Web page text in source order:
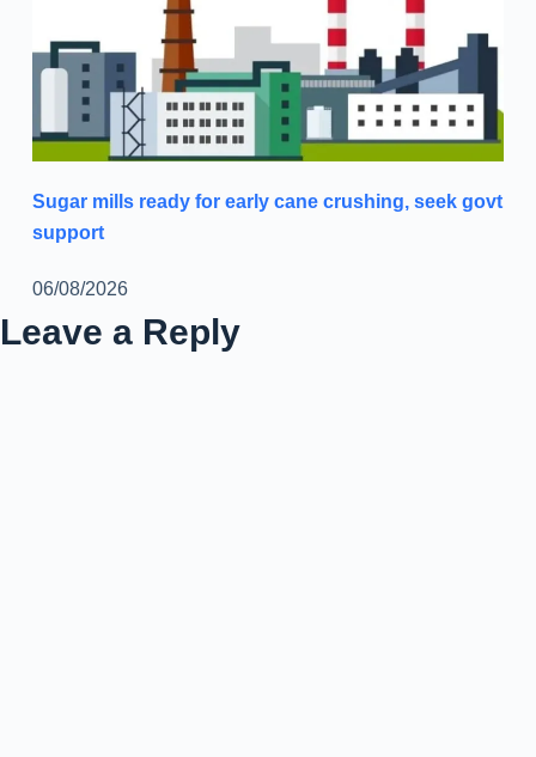
Sugar mills ready for early cane crushing, seek govt
support
06/08/2026
Leave a Reply